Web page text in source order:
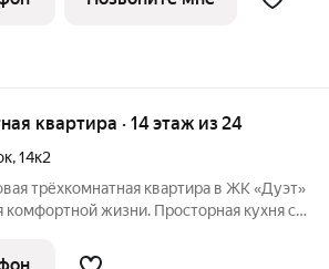
с
квартира · 14 этаж из 24
,14к2
трёхкомнатная квартира в ЖК «Дуэт»
комфортной жизни. Просторная кухня с
гардеробная и функциональный коридор: